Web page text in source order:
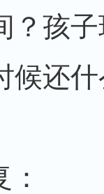
？孩
候还